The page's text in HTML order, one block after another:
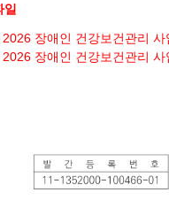
일
2026 장애인 건강보건관리
2026 장애인 건강보건관리